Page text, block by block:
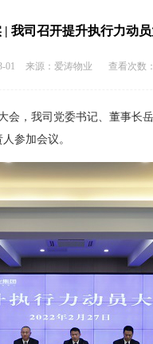
我司召开提升执行力动
01 来源：爱涛物业 查看次数
，我司党委书记、董事长
参加会议。